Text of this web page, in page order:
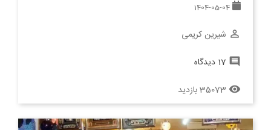
1404-05-04
perm_identity شیرین کریمی
comment 17 دیدگاه
remove_red_eye 35073 بازدید